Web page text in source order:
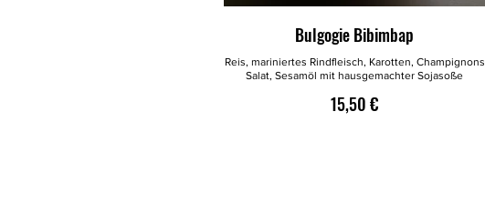
Bulgogie Bibimbap
Reis, mariniertes Rindfleisch, Karotten, Champignons
Salat, Sesamöl mit hausgemachter Sojasoße
15,50 €